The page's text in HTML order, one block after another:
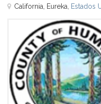
California, Eureka, Estados